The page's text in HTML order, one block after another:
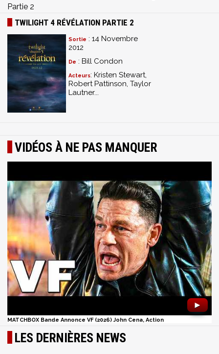
Partie 2
TWILIGHT 4 RÉVÉLATION PARTIE 2
Sortie : 14 Novembre
2012
De : Bill Condon
Acteurs: Kristen Stewart,
Robert Pattinson, Taylor
Lautner...
VIDÉOS À NE PAS MANQUER
►
MATCHBOX Bande Annonce VF (2026) John Cena, Action
LES DERNIÈRES NEWS